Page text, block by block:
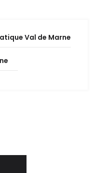
Val de Marne